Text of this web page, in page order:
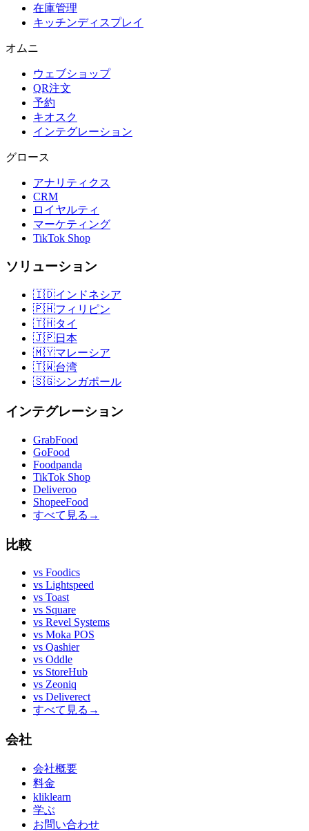
在庫管理
キッチンディスプレイ
オムニ
ウェブショップ
QR注文
予約
キオスク
インテグレーション
グロース
アナリティクス
CRM
ロイヤルティ
マーケティング
TikTok Shop
ソリューション
🇮🇩インドネシア
🇵🇭フィリピン
🇹🇭タイ
🇯🇵日本
🇲🇾マレーシア
🇹🇼台湾
🇸🇬シンガポール
インテグレーション
GrabFood
GoFood
Foodpanda
TikTok Shop
Deliveroo
ShopeeFood
すべて見る →
比較
vs Foodics
vs Lightspeed
vs Toast
vs Square
vs Revel Systems
vs Moka POS
vs Qashier
vs Oddle
vs StoreHub
vs Zeoniq
vs Deliverect
すべて見る →
会社
会社概要
料金
kliklearn
学ぶ
お問い合わせ